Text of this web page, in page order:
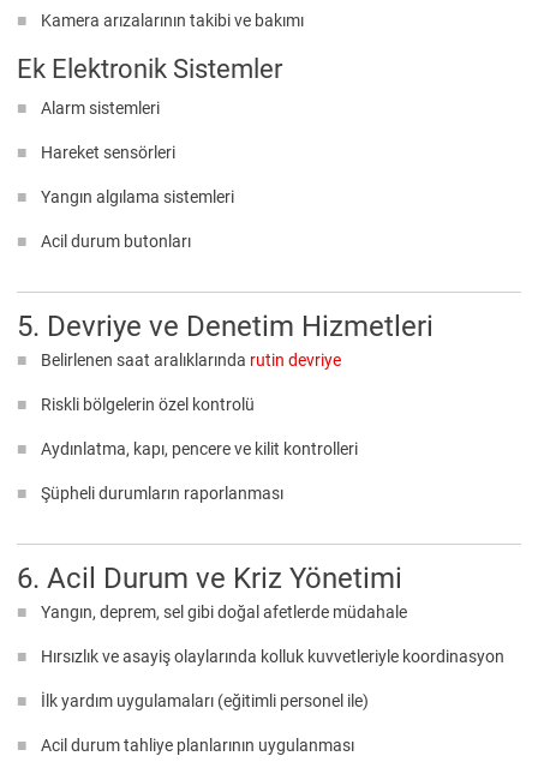
Kamera arızalarının takibi ve bakımı
Ek Elektronik Sistemler
Alarm sistemleri
Hareket sensörleri
Yangın algılama sistemleri
Acil durum butonları
5. Devriye ve Denetim Hizmetleri
Belirlenen saat aralıklarında rutin devriye
Riskli bölgelerin özel kontrolü
Aydınlatma, kapı, pencere ve kilit kontrolleri
Şüpheli durumların raporlanması
6. Acil Durum ve Kriz Yönetimi
Yangın, deprem, sel gibi doğal afetlerde müdahale
Hırsızlık ve asayiş olaylarında kolluk kuvvetleriyle koordinasyon
İlk yardım uygulamaları (eğitimli personel ile)
Acil durum tahliye planlarının uygulanması